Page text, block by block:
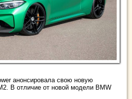
анонсировала свою новую
В отличие от новой модели BMW